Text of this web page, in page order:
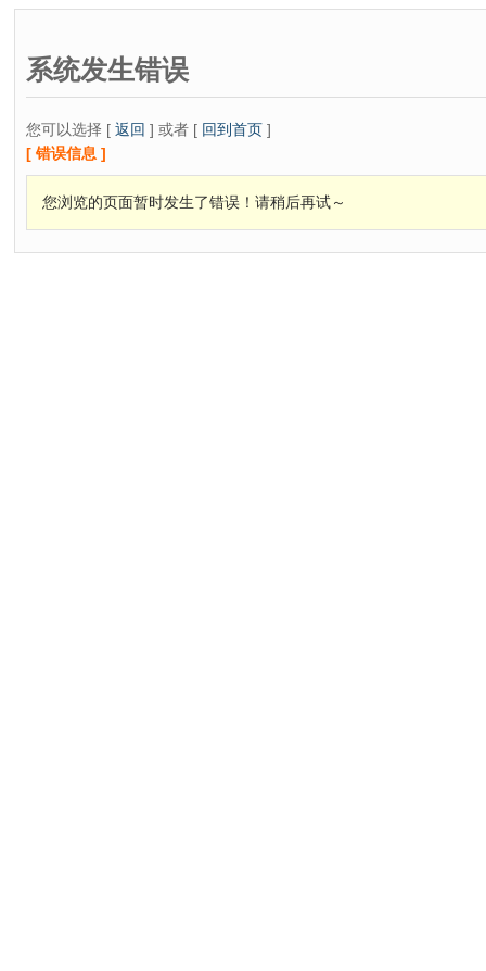
系统发生错误
您可以选择 [ 返回 ] 或者 [ 回到首页 ]
[ 错误信息 ]
您浏览的页面暂时发生了错误！请稍后再试～